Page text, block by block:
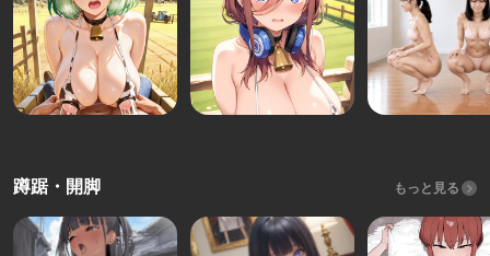
蹲踞・開脚 もっと見る